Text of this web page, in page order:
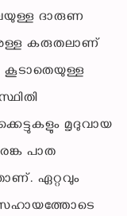
ദാരുണ
കരുതലാണ്
കൂടാതെയുള്ള
മൃദുവായ
പാത
ഏറ്റവും